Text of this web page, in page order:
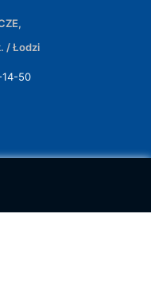
/ Łodzi
50